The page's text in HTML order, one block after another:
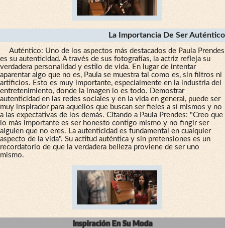
La Importancia De Ser Auténtico
Auténtico: Uno de los aspectos más destacados de Paula Prendes
es su autenticidad. A través de sus fotografías, la actriz refleja su
verdadera personalidad y estilo de vida. En lugar de intentar
aparentar algo que no es, Paula se muestra tal como es, sin filtros ni
artificios. Esto es muy importante, especialmente en la industria del
entretenimiento, donde la imagen lo es todo. Demostrar
autenticidad en las redes sociales y en la vida en general, puede ser
muy inspirador para aquellos que buscan ser fieles a sí mismos y no
a las expectativas de los demás. Citando a Paula Prendes: "Creo que
lo más importante es ser honesto contigo mismo y no fingir ser
alguien que no eres. La autenticidad es fundamental en cualquier
aspecto de la vida". Su actitud auténtica y sin pretensiones es un
recordatorio de que la verdadera belleza proviene de ser uno
mismo.
Inspiración En Su Moda